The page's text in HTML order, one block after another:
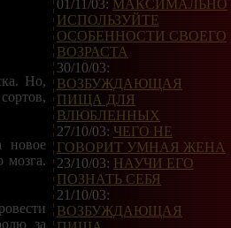
Но,
новое
мозга.
за
01/11/03: МАКСИМАЛЬНО
ИСПОЛЬЗУЙТЕ
ОСОБЕННОСТИ СВОЕГО
ВОЗРАСТА
30/10/03:
ВОЗБУЖДАЮЩАЯ
ПИЩА ДЛЯ
ВЛЮБЛЕННЫХ
27/10/03: ЧЕГО НЕ
ГОВОРИТ УМНАЯ ЖЕНА
23/10/03: НАУЧИ ЕГО
ПОЗНАТЬ СЕБЯ
21/10/03:
ВОЗБУЖДАЮЩАЯ